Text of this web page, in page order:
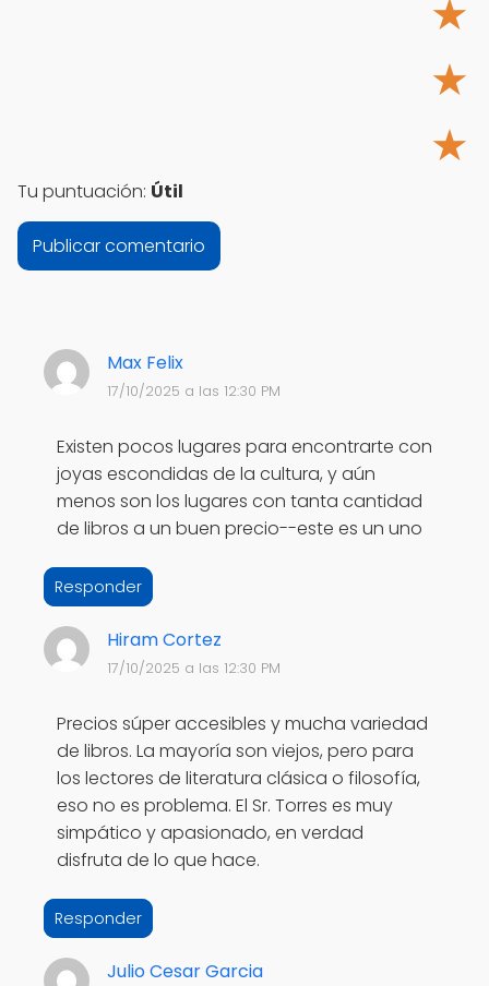
Max Felix
17/10/2025 a las 12:30 PM
Existen pocos lugares para encontrarte con
joyas escondidas de la cultura, y aún
menos son los lugares con tanta cantidad
de libros a un buen precio--este es un uno
Responder
Hiram Cortez
17/10/2025 a las 12:30 PM
Precios súper accesibles y mucha variedad
de libros. La mayoría son viejos, pero para
los lectores de literatura clásica o filosofía,
eso no es problema. El Sr. Torres es muy
simpático y apasionado, en verdad
disfruta de lo que hace.
Responder
Julio Cesar Garcia
★
★
★
Tu puntuación: Útil